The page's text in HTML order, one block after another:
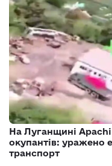
На Луганщині
окупантів: уражено
транспорт